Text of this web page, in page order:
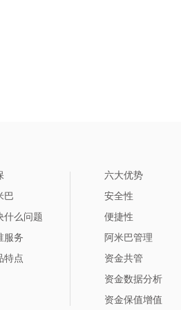
巴
什么问题
服务
特点
六大优势
安全性
便捷性
阿米巴管理
资金共管
资金数据分析
资金保值增值